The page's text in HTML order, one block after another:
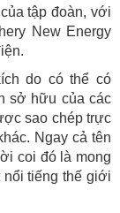
tập đoàn, với
New Energy
do có thể có
sở hữu của các
sao chép trực
Ngay cả tên
coi đó là mong
nổi tiếng thế giới